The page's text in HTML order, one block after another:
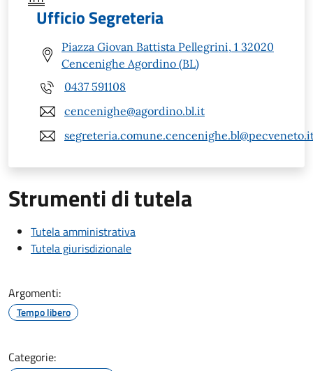
Ufficio Segreteria
Piazza Giovan Battista Pellegrini, 1 32020
Cencenighe Agordino (BL)
0437 591108
cencenighe@agordino.bl.it
Strumenti di tutela
Tutela amministrativa
Tutela giurisdizionale
Argomenti:
Tempo libero
Categorie: